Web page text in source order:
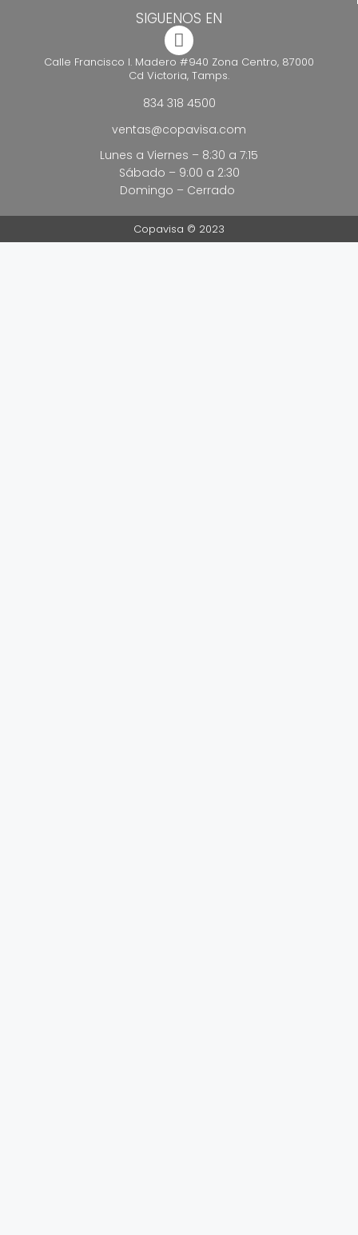
SIGUENOS EN
Calle Francisco I. Madero #940 Zona Centro, 87000
Cd Victoria, Tamps.
834 318 4500
ventas@copavisa.com
Lunes a Viernes – 8:30 a 7:15
Sábado – 9:00 a 2:30
Domingo – Cerrado
Copavisa © 2023